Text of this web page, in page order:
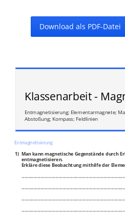
Download als PDF-Datei
Klassenarbeit -
Entmagnetisierung; Elementarmagnete;
Abstoßung; Kompass; Feldlinien
Entmagnetisierung
1) Man kann magnetische Gegenstände durch
entmagnetisieren.
Erkläre diese Beobachtung mithilfe der